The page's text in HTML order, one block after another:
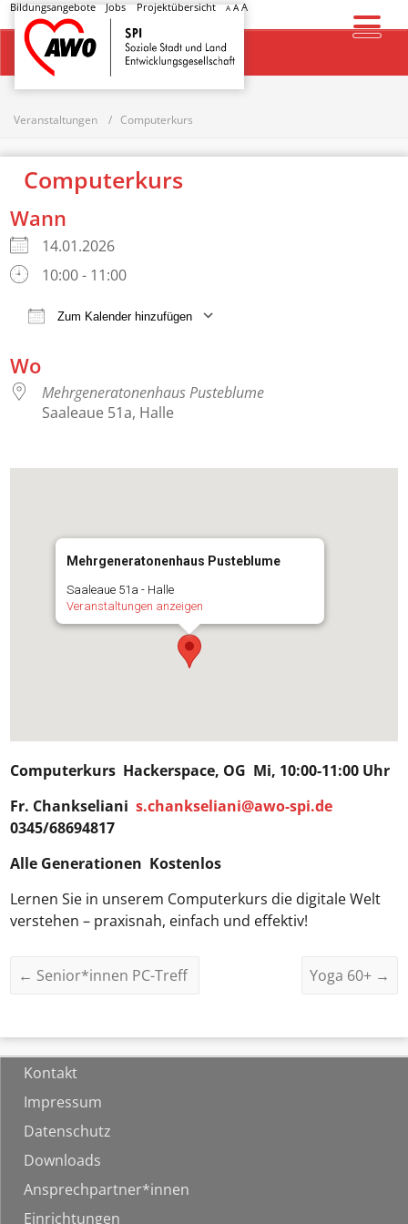
Bildungsangebote Jobs Projektübersicht A AA
Startseite
Veranstaltungen Computerkurs
Computerkurs
Wann
14.01.2026
10:00 - 11:00
Zum Kalender hinzufügen
Wo
Mehrgeneratonenhaus Pusteblume
Saaleaue 51a, Halle
Mehrgeneratonenhaus Pusteblume
Saaleaue 51a - Halle
Veranstaltungen anzeigen
Computerkurs Hackerspace, OG Mi, 10:00-11:00 Uhr
Fr. Chankselianis.chankseliani@awo-spi.de
0345/68694817
Alle Generationen Kostenlos
Lernen Sie in unserem Computerkurs die digitale Welt
verstehen – praxisnah, einfach und effektiv!
← Senior*innen PC-Treff Yoga 60+ →
Kontakt
Impressum
Datenschutz
Downloads
Ansprechpartner*innen
Einrichtungen